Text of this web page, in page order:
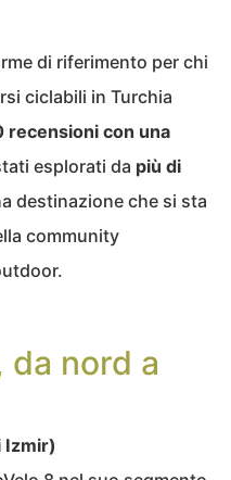
di riferimento per chi
ciclabili in Turchia
recensioni con una
esplorati da più di
destinazione che si sta
community
nord a
Izmir)